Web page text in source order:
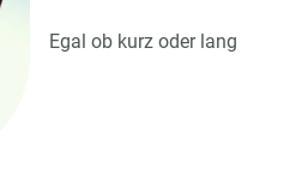
Egal ob kurz oder lang